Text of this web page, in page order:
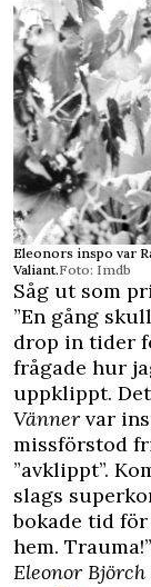
Eleonors inspo var
Valiant.Foto: Imdb
Såg ut som
”En gång
drop in tider
frågade hur
uppklippt.
Vänner var
missförstod
”avklippt”.
slags
bokade tid
hem. Trauma!”
Eleonor Björch